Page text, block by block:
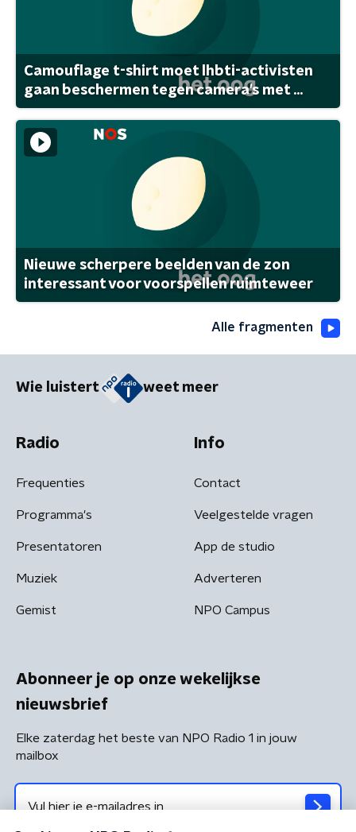
Camouflage t-shirt moet lhbti-activisten
gaan beschermen tegen camera's met ...
Nieuwe scherpere beelden van de zon
interessant voor voorspellen ruimteweer
Alle fragmenten
Wie luistert weet meer
Radio
Frequenties
Programma's
Presentatoren
Muziek
Gemist
Info
Contact
Veelgestelde vragen
App de studio
Adverteren
NPO Campus
Abonneer je op onze wekelijkse
nieuwsbrief
Elke zaterdag het beste van NPO Radio 1 in jouw
mailbox